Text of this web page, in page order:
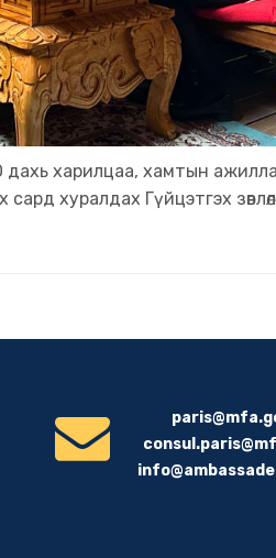
харилцаа, хамтын
хуралдах Гүйцэтгэх